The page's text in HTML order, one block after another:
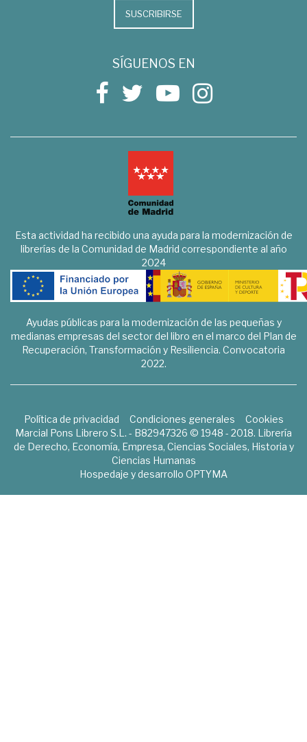
SUSCRIBIRSE
SÍGUENOS EN
Esta actividad ha recibido una ayuda para la modernización de
librerías de la Comunidad de Madrid correspondiente al año
2024
Ayudas públicas para la modernización de las pequeñas y
medianas empresas del sector del libro en el marco del Plan de
Recuperación, Transformación y Resiliencia. Convocatoria
2022.
Política de privacidad Condiciones generales
Cookies
Marcial Pons Librero S.L. - B82947326 © 1948 - 2018. Librería
de Derecho, Economía, Empresa, Ciencias Sociales, Historia y
Ciencias Humanas
Hospedaje y desarrollo OPTYMA